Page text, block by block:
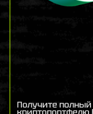
Получите полный